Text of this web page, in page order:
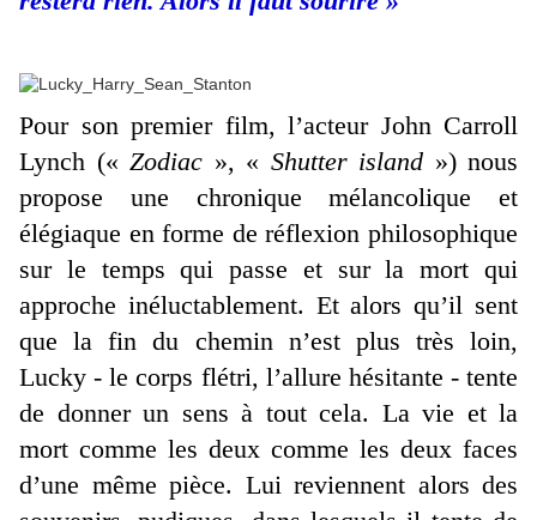
Pour son premier film, l’acteur John Carroll
Lynch (« Zodiac », « Shutter island ») nous
propose une chronique mélancolique et
élégiaque en forme de réflexion philosophique
sur le temps qui passe et sur la mort qui
approche inéluctablement. Et alors qu’il sent
que la fin du chemin n’est plus très loin,
Lucky - le corps flétri, l’allure hésitante - tente
de donner un sens à tout cela. La vie et la
mort comme les deux comme les deux faces
d’une même pièce. Lui reviennent alors des